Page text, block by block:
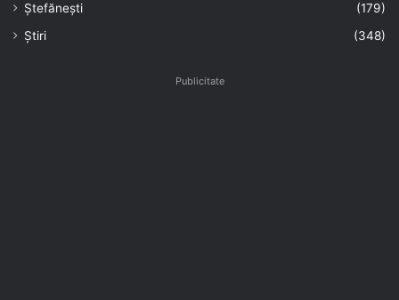
Ștefănești
(179)
Știri
(348)
Publicitate